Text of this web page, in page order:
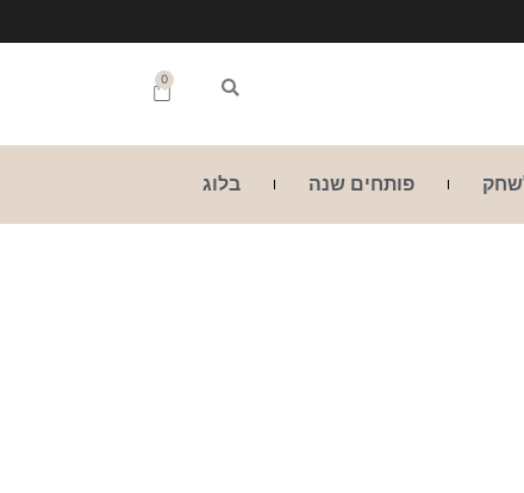
0
פותחים שנה בלוג